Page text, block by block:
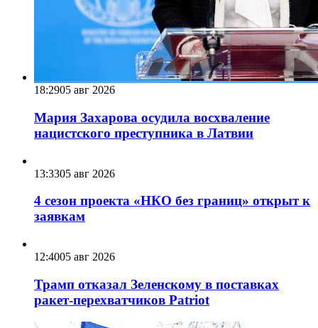
18:2905 авг 2026
Мария Захарова осудила восхваление
нацистского преступника в Латвии
13:3305 авг 2026
4 сезон проекта «НКО без границ» открыт к
заявкам
12:4005 авг 2026
Трамп отказал Зеленскому в поставках
ракет-перехватчиков Patriot